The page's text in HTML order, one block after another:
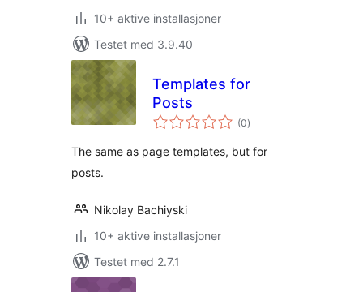
10+ aktive installasjoner
Testet med 3.9.40
Templates for
Posts
(0totale
vurderinger
)
The same as page templates, but for
posts.
Nikolay Bachiyski
10+ aktive installasjoner
Testet med 2.7.1